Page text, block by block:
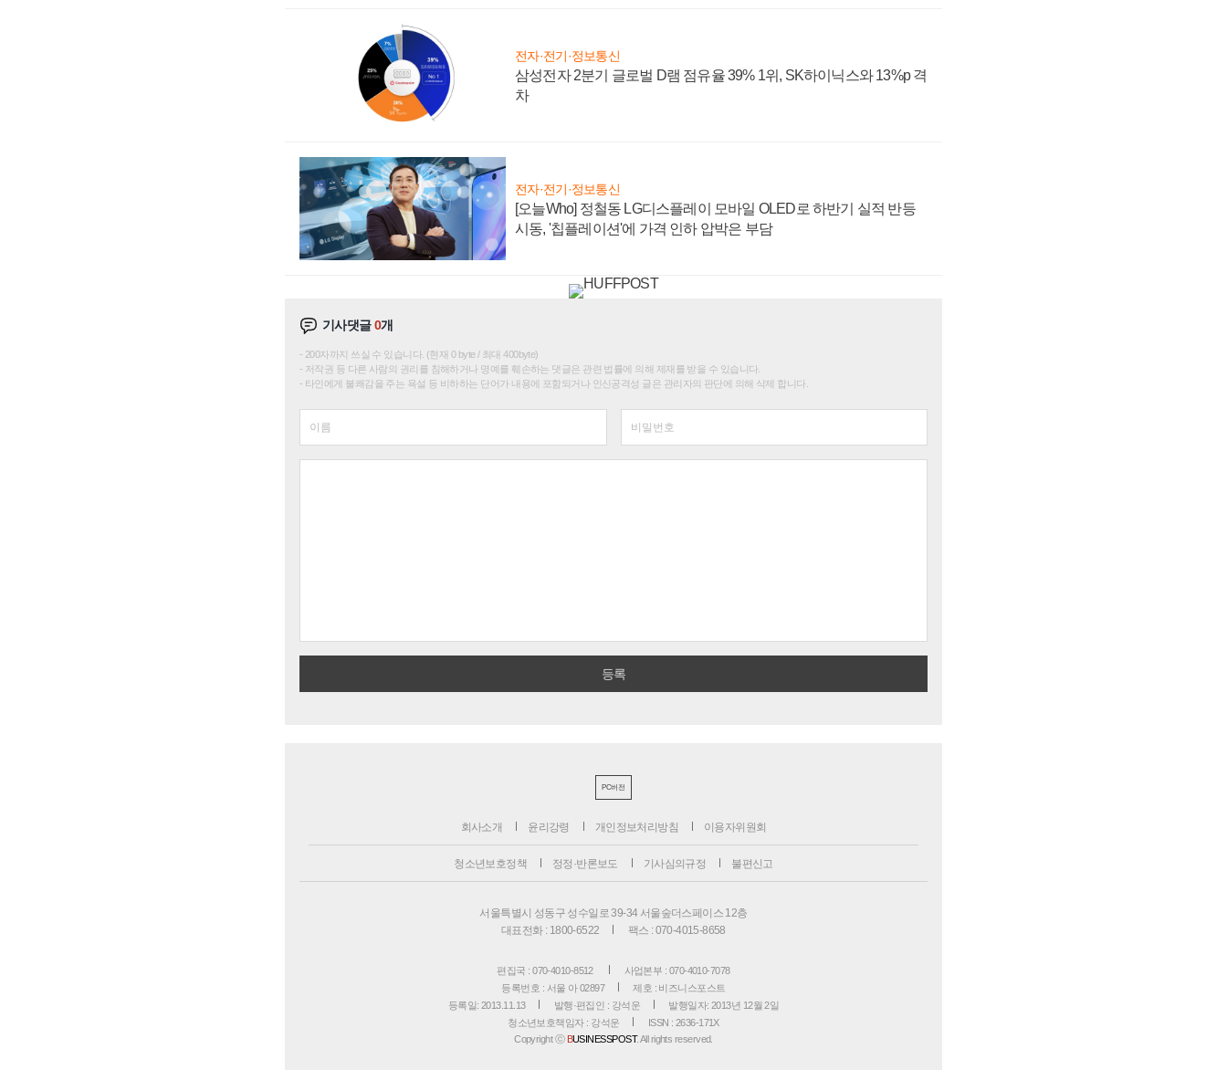
전자·전기·정보통신
삼성전자 2분기 글로벌 D램 점유율 39% 1위, SK하이닉스와 13%p 격
차
전자·전기·정보통신
[오늘Who] 정철동 LG디스플레이 모바일 OLED로 하반기 실적 반등
시동, '칩플레이션'에 가격 인하 압박은 부담
기사댓글0개
200자까지 쓰실 수 있습니다. (현재 0 byte / 최대 400byte)
저작권 등 다른 사람의 권리를 침해하거나 명예를 훼손하는 댓글은 관련 법률에 의해 제재를 받을 수 있습니다.
타인에게 불쾌감을 주는 욕설 등 비하하는 단어가 내용에 포함되거나 인신공격성 글은 관리자의 판단에 의해 삭제 합니다.
PC버전
회사소개 윤리강령 개인정보처리방침 이용자위원회
청소년보호정책 정정·반론보도 기사심의규정 불편신고
서울특별시 성동구 성수일로 39-34 서울숲더스페이스 12층
대표전화 : 1800-6522
팩스 : 070-4015-8658
편집국 : 070-4010-8512
사업본부 : 070-4010-7078
등록번호 : 서울 아 02897
제호 : 비즈니스포스트
등록일: 2013.11.13
발행·편집인 : 강석운
발행일자: 2013년 12월 2일
청소년보호책임자 : 강석운
ISSN : 2636-171X
Copyright ⓒ BUSINESSPOST. All rights reserved.